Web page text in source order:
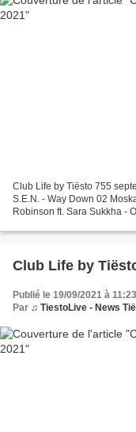
Club Life by Tiësto 755
S.E.N. - Way Down 02
Robinson ft. Sara Sukkha -
Club Life by
Publié le 19/09/2021 à 11:23
Par ♫ TiestoLive - News